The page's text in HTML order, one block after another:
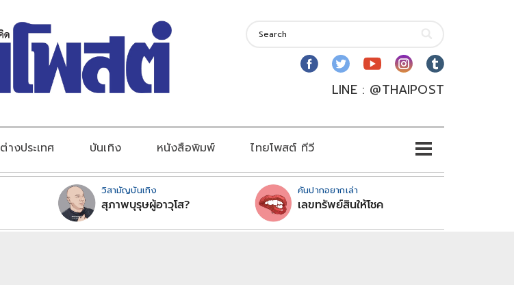
LINE : @THAIPOST
ต่างประเทศ บันเทิง หนังสือพิมพ์ ไทยโพสต์ ทีวี
วิสามัญบันเทิง
สุภาพบุรุษผู้อาวุโส?
คันปากอยากเล่า
เลขทรัพย์สินให้โชค